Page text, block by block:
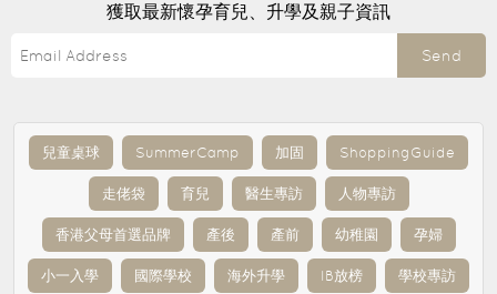
獲取最新懷孕育兒、升學及親子資訊
Send
兒童桌球 SummerCamp 加固 ShoppingGuide
走佬袋 育兒 醫生專訪 人物專訪
香港父母首選品牌 產後 產前 幼稚園 孕婦
小一入學 國際學校 海外升學 IB放榜 學校專訪